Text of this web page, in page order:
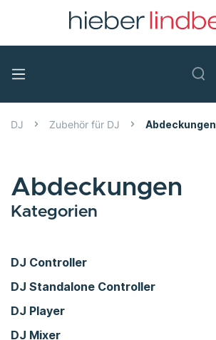
DJ Zubehör für DJ Abdeckungen
Abdeckungen
Kategorien
DJ Controller
DJ Standalone Controller
DJ Player
DJ Mixer